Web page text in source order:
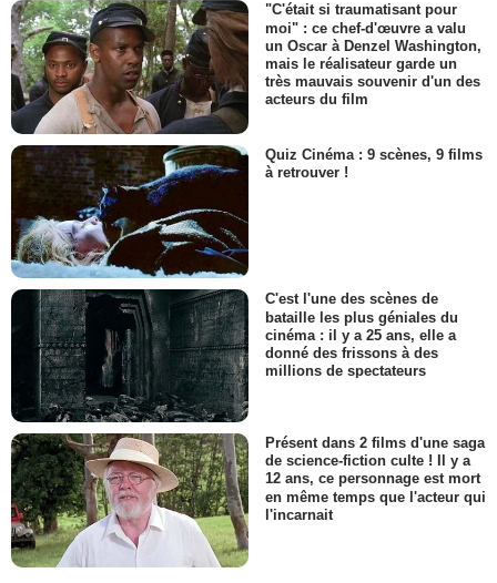
"C'était si traumatisant pour
moi" : ce chef-d'œuvre a valu
un Oscar à Denzel Washington,
mais le réalisateur garde un
très mauvais souvenir d'un des
acteurs du film
Quiz Cinéma : 9 scènes, 9 films
à retrouver !
C'est l'une des scènes de
bataille les plus géniales du
cinéma : il y a 25 ans, elle a
donné des frissons à des
millions de spectateurs
Présent dans 2 films d'une saga
de science-fiction culte ! Il y a
12 ans, ce personnage est mort
en même temps que l'acteur qui
l'incarnait